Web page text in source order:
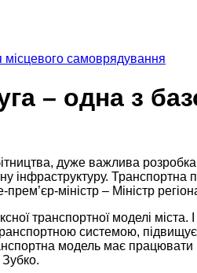
місцевого самоврядування
– одна з
дуже важлива
інфраструктуру.
міністр – Міністр
транспортної моделі
системою,
модель має